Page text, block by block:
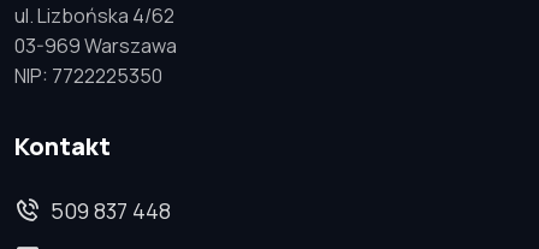
ul. Lizbońska 4/62
03-969 Warszawa
NIP: 7722225350
Kontakt
509 837 448